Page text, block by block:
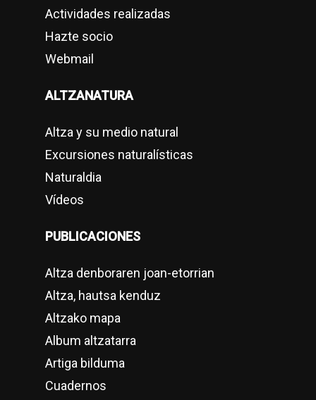
Actividades realizadas
Hazte socio
Webmail
ALTZANATURA
Altza y su medio natural
Excursiones naturalísticas
Naturaldia
Vídeos
PUBLICACIONES
Altza denboraren joan-etorrian
Altza, hautsa kenduz
Altzako mapa
Album altzatarra
Artiga bilduma
Cuadernos